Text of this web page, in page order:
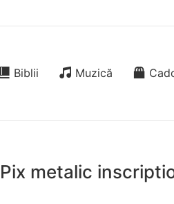
Biblii Muzică
Pix metalic